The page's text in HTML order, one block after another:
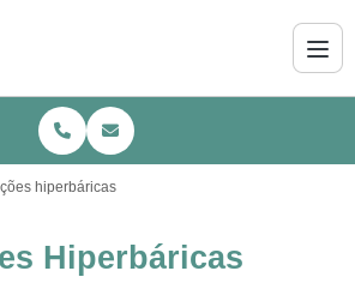
hiperbáricas
Hiperbáricas